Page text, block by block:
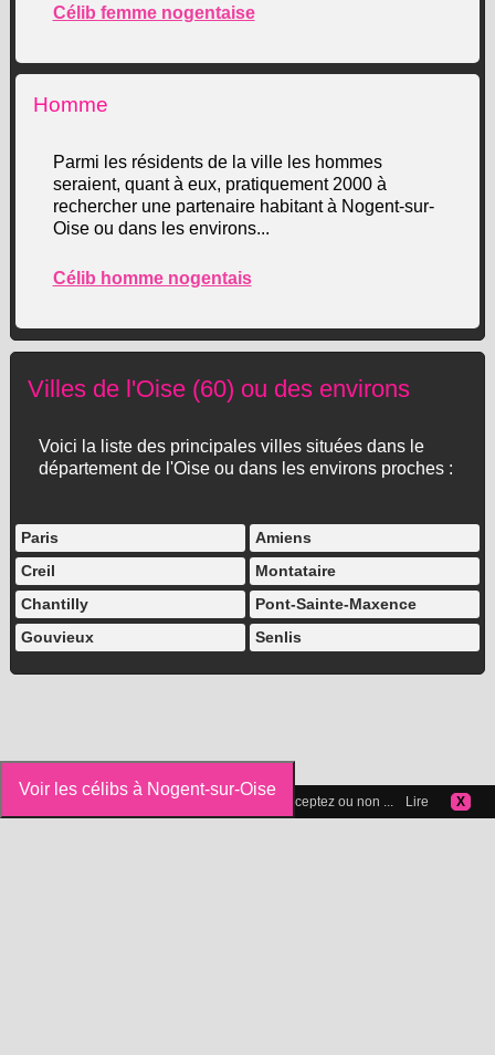
Célib femme nogentaise
Homme
Parmi les résidents de la ville les hommes
seraient, quant à eux, pratiquement 2000 à
rechercher une partenaire habitant à Nogent-sur-
Oise ou dans les environs...
Célib homme nogentais
Villes de l'Oise (60) ou des environs
Voici la liste des principales villes situées dans le
département de l'Oise ou dans les environs proches :
Paris
Amiens
Creil
Montataire
Chantilly
Pont-Sainte-Maxence
Gouvieux
Senlis
Voir les célibs à Nogent-sur-Oise
Vous pouvez gérer les cookies que vous acceptez ou non ... Lire X